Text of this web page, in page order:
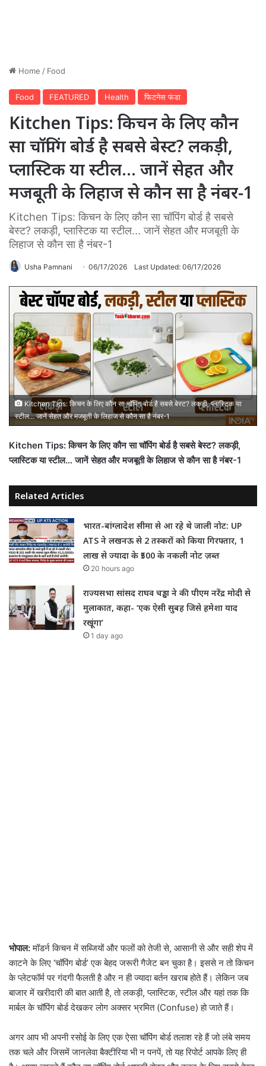
Home / Food
Food FEATURED Health फिटनेस फंडा
Kitchen Tips: किचन के लिए कौन
सा चॉपिंग बोर्ड है सबसे बेस्ट? लकड़ी,
प्लास्टिक या स्टील… जानें सेहत और
मजबूती के लिहाज से कौन सा है नंबर-1
Kitchen Tips: किचन के लिए कौन सा चॉपिंग बोर्ड है सबसे
बेस्ट? लकड़ी, प्लास्टिक या स्टील... जानें सेहत और मजबूती के
लिहाज से कौन सा है नंबर-1
Usha Pamnani 06/17/2026 Last Updated: 06/17/2026
Kitchen Tips: किचन के लिए कौन सा चॉपिंग बोर्ड है सबसे बेस्ट? लकड़ी, प्लास्टिक या
स्टील... जानें सेहत और मजबूती के लिहाज से कौन सा है नंबर-1
Kitchen Tips: किचन के लिए कौन सा चॉपिंग बोर्ड है सबसे बेस्ट? लकड़ी,
प्लास्टिक या स्टील… जानें सेहत और मजबूती के लिहाज से कौन सा है नंबर-1
Related Articles
भारत-बांग्लादेश सीमा से आ रहे थे जाली नोट: UP
ATS ने लखनऊ से 2 तस्करों को किया गिरफ्तार, 1
लाख से ज्यादा के ₹500 के नकली नोट ज़ब्त
20 hours ago
राज्यसभा सांसद राघव चड्ढा ने की पीएम नरेंद्र मोदी से
मुलाकात, कहा- ‘एक ऐसी सुबह जिसे हमेशा याद
रखूंगा’
1 day ago
भोपाल:मॉडर्न किचन में सब्जियों और फलों को तेजी से, आसानी से और सही शेप में
काटने के लिए ‘चॉपिंग बोर्ड’ एक बेहद जरूरी गैजेट बन चुका है। इससे न तो किचन
के प्लेटफॉर्म पर गंदगी फैलती है और न ही ज्यादा बर्तन खराब होते हैं। लेकिन जब
बाजार में खरीदारी की बात आती है, तो लकड़ी, प्लास्टिक, स्टील और यहां तक कि
मार्बल के चॉपिंग बोर्ड देखकर लोग अक्सर भ्रमित (Confuse) हो जाते हैं।
अगर आप भी अपनी रसोई के लिए एक ऐसा चॉपिंग बोर्ड तलाश रहे हैं जो लंबे समय
तक चले और जिसमें जानलेवा बैक्टीरिया भी न पनपें, तो यह रिपोर्ट आपके लिए ही